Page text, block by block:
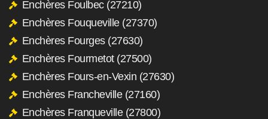
Enchères Foulbec (27210)
Enchères Fouqueville (27370)
Enchères Fourges (27630)
Enchères Fourmetot (27500)
Enchères Fours-en-Vexin (27630)
Enchères Francheville (27160)
Enchères Franqueville (27800)